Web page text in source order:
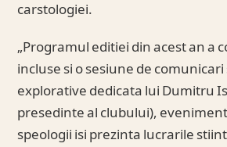
carstologiei.
„Programul editiei din acest an a
incluse si o sesiune de
explorative dedicata lui Dumitru
presedinte al clubului),
speologii isi prezinta lucrarile